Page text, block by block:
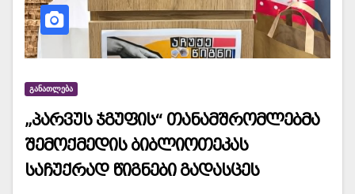
ᲒᲐᲜᲐᲗᲚᲔᲑᲐ
„პარვუს ჯგუფის“ თანამშრომლებმა
შემოქმედის ბიბლიოთეკას
საჩუქრად წიგნები გადასცეს